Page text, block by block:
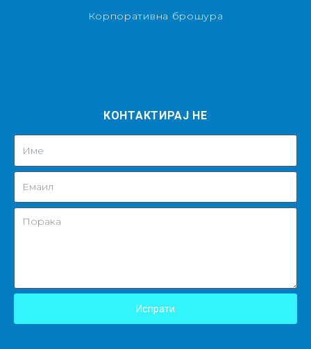
Корпоративна брошура
КОНТАКТИРАЈ НЕ
Испрати